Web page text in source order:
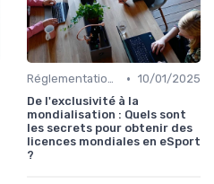
Réglementations & Licences • 10/01/2025
De l'exclusivité à la
mondialisation : Quels sont
les secrets pour obtenir des
licences mondiales en eSport
?